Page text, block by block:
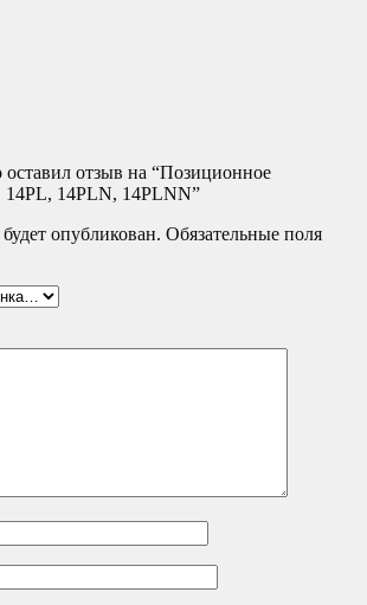
оставил отзыв на “Позиционное
14PLN, 14PLNN”
опубликован. Обязательные поля